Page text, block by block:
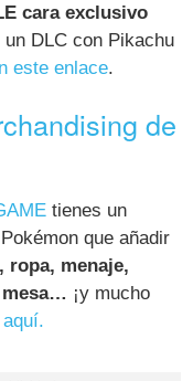
cara exclusivo
DLC con Pikachu
este enlace.
de
tienes un
que añadir
ropa, menaje,
mesa… ¡y mucho